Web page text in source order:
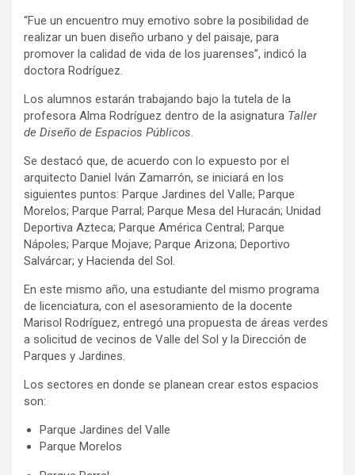
“Fue un encuentro muy emotivo sobre la posibilidad de
realizar un buen diseño urbano y del paisaje, para
promover la calidad de vida de los juarenses”, indicó la
doctora Rodríguez.
Los alumnos estarán trabajando bajo la tutela de la
profesora Alma Rodríguez dentro de la asignatura Taller
de Diseño de Espacios Públicos.
Se destacó que, de acuerdo con lo expuesto por el
arquitecto Daniel Iván Zamarrón, se iniciará en los
siguientes puntos: Parque Jardines del Valle; Parque
Morelos; Parque Parral; Parque Mesa del Huracán; Unidad
Deportiva Azteca; Parque América Central; Parque
Nápoles; Parque Mojave; Parque Arizona; Deportivo
Salvárcar; y Hacienda del Sol.
En este mismo año, una estudiante del mismo programa
de licenciatura, con el asesoramiento de la docente
Marisol Rodríguez, entregó una propuesta de áreas verdes
a solicitud de vecinos de Valle del Sol y la Dirección de
Parques y Jardines.
Los sectores en donde se planean crear estos espacios
son:
Parque Jardines del Valle
Parque Morelos